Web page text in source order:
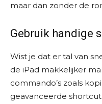
maar dan zonder de
Gebruik handige
Wist je dat er tal van
de iPad makkelijker
commando’s zoals
geavanceerde